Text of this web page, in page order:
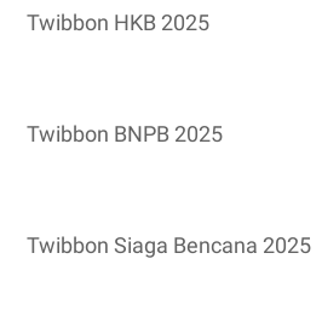
Twibbon HKB 2025
Twibbon BNPB 2025
Twibbon Siaga Bencana 2025